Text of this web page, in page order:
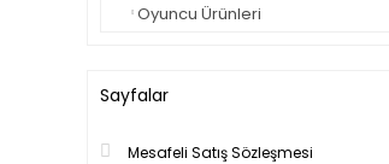
Oyuncu Ürünleri
Sayfalar
Mesafeli Satış Sözleşmesi